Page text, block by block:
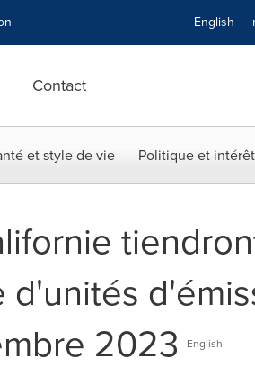
English
Contact
et style de vie Politique et
2023
English